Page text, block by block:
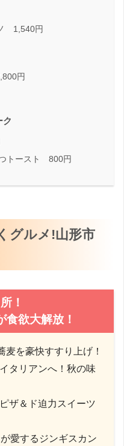
1,540円
円
ク
トースト 800円
グルメ!山形市
！
食欲大解放！
を豪快すすり上げ！
タリアンへ！秋の味
ザ＆ド迫力スイーツ
愛するジンギスカン